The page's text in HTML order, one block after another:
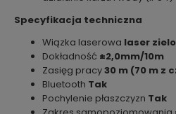
Specyfikacja techniczna
Wiązka laserowa laser
Dokładność ±2,0mm/10m
Zasięg pracy30 m (70 m z
Bluetooth Tak
Pochylenie płaszczyzn Tak